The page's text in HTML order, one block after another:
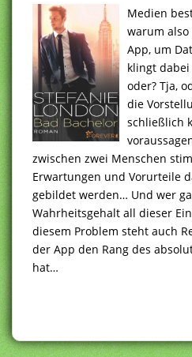
Medien
warum also
App, um
klingt
oder? Tja,
die
schließlich
zwischen zwei Menschen
Erwartungen und Vorurteile
gebildet werden… Und wer
Wahrheitsgehalt all dieser
diesem Problem steht auch
der App den Rang des
hat…